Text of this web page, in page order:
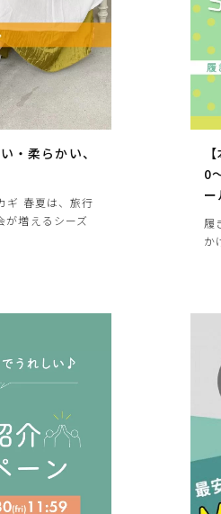
・柔らかい、
ギ 春夏は、旅行
が増えるシーズ
0
ー
履
か